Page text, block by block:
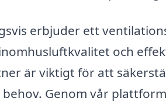
erbjuder ett
och
är viktigt för att
Genom vår